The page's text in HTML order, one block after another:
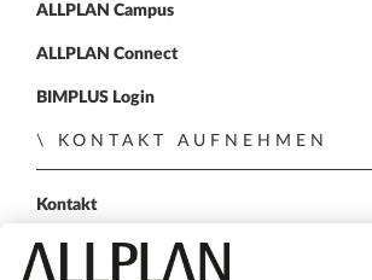
ALLPLAN Campus
ALLPLAN Connect
BIMPLUS Login
KONTAKT AUFNEHMEN
Kontakt
Vertriebspartner